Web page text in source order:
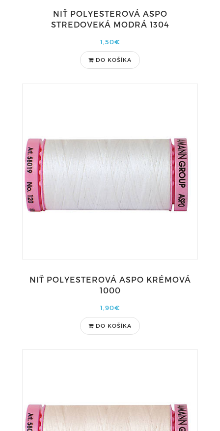
NIŤ POLYESTEROVÁ ASPO
STREDOVEKÁ MODRÁ 1304
1,50€
DO KOŠÍKA
NIŤ POLYESTEROVÁ ASPO KRÉMOVÁ
1000
1,90€
DO KOŠÍKA